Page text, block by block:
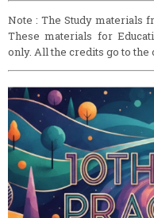
Note : The Study materials
These materials for
only. All the credits go to